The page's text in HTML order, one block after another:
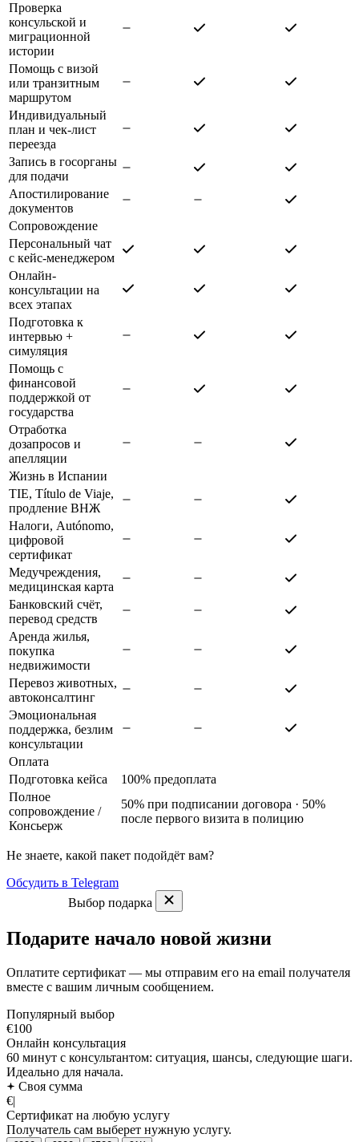
Проверка
консульской и
миграционной
истории
Помощь с визой
или транзитным
маршрутом
Индивидуальный
план и чек-лист
переезда
Запись в госорганы
для подачи
Апостилирование
документов
Сопровождение
Персональный чат
с кейс-менеджером
Онлайн-
консультации на
всех этапах
Подготовка к
интервью +
симуляция
Помощь с
финансовой
поддержкой от
государства
Отработка
дозапросов и
апелляции
Жизнь в Испании
TIE, Título de Viaje,
продление ВНЖ
Налоги, Autónomo,
цифровой
сертификат
Медучреждения,
медицинская карта
Банковский счёт,
перевод средств
Аренда жилья,
покупка
недвижимости
Перевоз животных,
автоконсалтинг
Эмоциональная
поддержка, безлим
консультации
Оплата
Подготовка кейса
100% предоплата
Полное
сопровождение /
Консьерж
50% при подписании договора · 50%
после первого визита в полицию
Не знаете, какой пакет подойдёт вам?
Обсудить в Telegram
Выбор подарка
Подарите начало новой жизни
Оплатите сертификат — мы отправим его на email получателя
вместе с вашим личным сообщением.
Популярный выбор
€100
Онлайн консультация
60 минут с консультантом: ситуация, шансы, следующие шаги.
Идеально для начала.
Своя сумма
€|
Сертификат на любую услугу
Получатель сам выберет нужную услугу.